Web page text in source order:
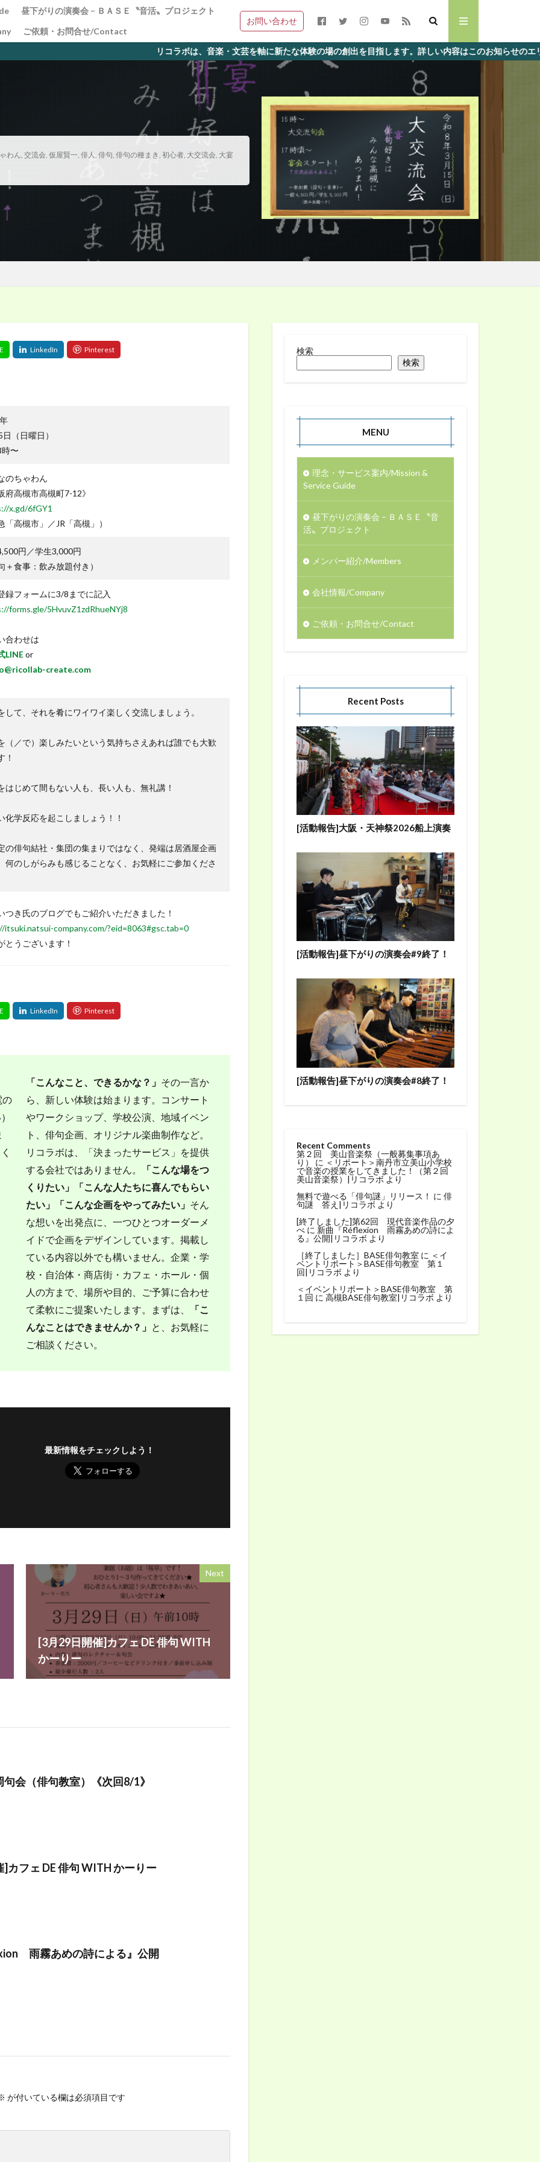
昼下がりの演奏会 − ＢＡＳＥ〝音活〟プロジェクト
ご依頼・お問合せ/Contact
お問い合わせ
リコラボは、音楽・文芸を軸に新たな体験の場の創出を目指します。詳しい内容はこのお知らせのエリアをタップorク
わん, 交流会, 仮屋賢一, 俳人, 俳句, 俳句の種まき, 初心者, 大交流会, 大宴
（日曜日）
〜
のちゃわん
府高槻市高槻町7-12》
x.gd/6fGY1
「高槻市」／JR「高槻」）
円／学生3,000円
＋食事：飲み放題付き）
録フォームに3/8までに記入
forms.gle/5HvuvZ1zdRhueNYj8
合わせは
LINEor
create.com
して、それを肴にワイワイ楽しく交流しましょう。
（／で）楽しみたいという気持ちさえあれば誰でも大歓
！
はじめて間もない人も、長い人も、無礼講！
化学反応を起こしましょう！！
俳句結社・集団の集まりではなく、発端は居酒屋企画
何のしがらみも感じることなく、お気軽にご参加くださ
つき氏のブログでもご紹介いただきました！
company.com/?eid=8063#gsc.tab=0
とうございます！
の
「こんなこと、できるかな？」 その一言か
ら、新しい体験は始まります。コンサート
やワークショップ、学校公演、地域イベン
ト、俳句企画、オリジナル楽曲制作など。
リコラボは、「決まったサービス」を提供
する会社ではありません。
「こんな場をつ
くりたい」
「こんな人たちに喜んでもらい
たい」
「こんな企画をやってみたい」 そん
な想いを出発点に、一つひとつオーダーメ
イドで企画をデザインしています。掲載し
ている内容以外でも構いません。企業・学
校・自治体・商店街・カフェ・ホール・個
人の方まで、場所や目的、ご予算に合わせ
て柔軟にご提案いたします。まずは、
「こ
んなことはできませんか？」 と、お気軽に
ご相談ください。
最新情報をチェックしよう！
Next
[3月29日開催]カフェ DE 俳句 WITH
かーりー
会（俳句教室）《次回8/1》
カフェ DE 俳句 WITH かーりー
雨霧あめの詩による』公開
が付いている欄は必須項目です
検索
検索
MENU
理念・サービス案内/Mission &
Service Guide
昼下がりの演奏会 − ＢＡＳＥ〝音
活〟プロジェクト
メンバー紹介/Members
会社情報/Company
ご依頼・お問合せ/Contact
Recent Posts
[活動報告]大阪・天神祭2026船上演奏
[活動報告]昼下がりの演奏会#9終了！
[活動報告]昼下がりの演奏会#8終了！
Recent Comments
第２回 美山音楽祭（一般募集事項あ
り）
に ＜リポート＞南丹市立美山小学校
で音楽の授業をしてきました！（第２回
美山音楽祭）|リコラボ より
無料で遊べる「俳句謎」リリース！ に 俳
句謎 答え|リコラボ より
[終了しました]第62回 現代音楽作品の夕
べ に 新曲『Réflexion 雨霧あめの詩によ
る』公開|リコラボ より
［終了しました］BASE俳句教室 に ＜イ
ベントリポート＞BASE俳句教室 第１
回|リコラボ より
＜イベントリポート＞BASE俳句教室 第
１回 に 高槻BASE俳句教室|リコラボ より